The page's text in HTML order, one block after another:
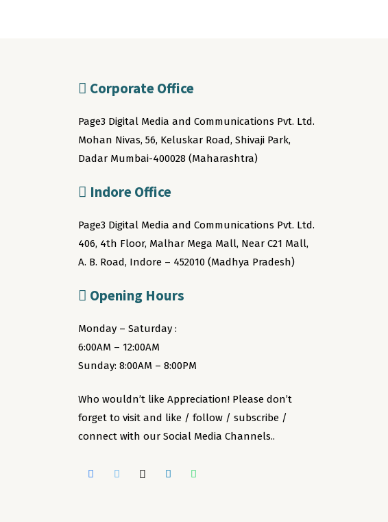
Corporate Office
Page3 Digital Media and Communications Pvt. Ltd.
Mohan Nivas, 56, Keluskar Road, Shivaji Park,
Dadar Mumbai-400028 (Maharashtra)
Indore Office
Page3 Digital Media and Communications Pvt. Ltd.
406, 4th Floor, Malhar Mega Mall, Near C21 Mall,
A. B. Road, Indore – 452010 (Madhya Pradesh)
Opening Hours
Monday – Saturday :
6:00AM – 12:00AM
Sunday: 8:00AM – 8:00PM
Who wouldn’t like Appreciation! Please don’t
forget to visit and like / follow / subscribe /
connect with our Social Media Channels..